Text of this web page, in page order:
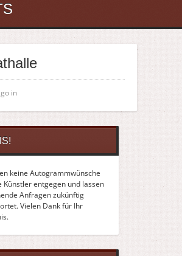
in
keine Autogrammwünsche
Künstler entgegen und lassen
Anfragen zukünftig
Vielen Dank für Ihr